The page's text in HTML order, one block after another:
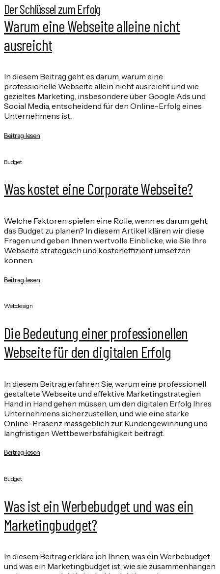
Der Schlüssel zum Erfolg
Warum eine Webseite alleine nicht
ausreicht
In diesem Beitrag geht es darum, warum eine
professionelle Webseite allein nicht ausreicht und wie
gezieltes Marketing, insbesondere über Google Ads und
Social Media, entscheidend für den Online-Erfolg eines
Unternehmens ist.
Beitrag lesen
Budget
Was kostet eine Corporate Webseite?
Welche Faktoren spielen eine Rolle, wenn es darum geht,
das Budget zu planen? In diesem Artikel klären wir diese
Fragen und geben Ihnen wertvolle Einblicke, wie Sie Ihre
Webseite strategisch und kosteneffizient umsetzen
können.
Beitrag lesen
Webdesign
Die Bedeutung einer professionellen
Webseite für den digitalen Erfolg
In diesem Beitrag erfahren Sie, warum eine professionell
gestaltete Webseite und effektive Marketingstrategien
Hand in Hand gehen müssen, um den digitalen Erfolg Ihres
Unternehmens sicherzustellen, und wie eine starke
Online-Präsenz massgeblich zur Kundengewinnung und
langfristigen Wettbewerbsfähigkeit beiträgt.
Beitrag lesen
Budget
Was ist ein Werbebudget und was ein
Marketingbudget?
In diesem Beitrag erkläre ich Ihnen, was ein Werbebudget
und was ein Marketingbudget ist, wie sie zusammenhängen